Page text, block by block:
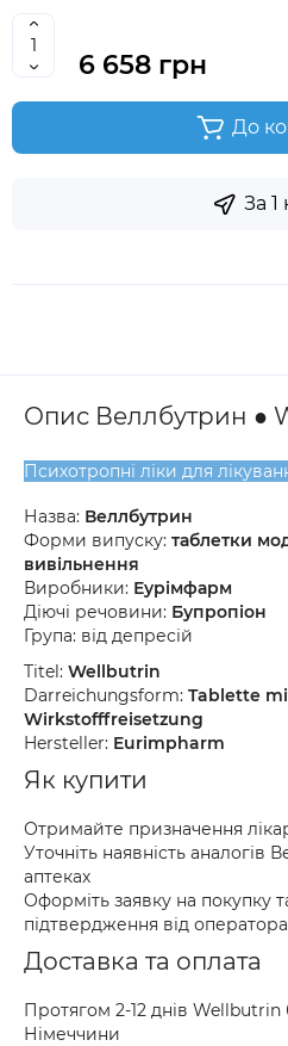
6 658 грн
До
За 1
Опис Веллбутрин ●
Психотропні ліки для
Назва: Веллбутрин
Форми випуску: таблетки
вивільнення
Виробники: Еурімфарм
Діючі речовини: Бупропіон
Група: від депресій
Titel: Wellbutrin
Darreichungsform: Tablette
Wirkstofffreisetzung
Hersteller: Eurimpharm
Як купити
Отримайте призначення
Уточніть наявність
аптеках
Оформіть заявку на покупку
підтвердження від оператора
Доставка та оплата
Протягом 2-12 днів Wellbutrin
Німеччини